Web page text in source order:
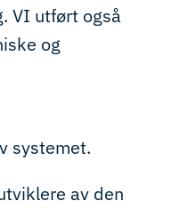
VI utført også
og
systemet.
av den